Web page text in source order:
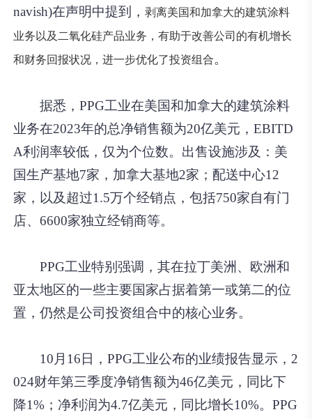
navish)在声明中提到，剥离美国和加拿大的建筑涂料
业务以及二氧化硅产品业务，有助于改善公司的有机增长
和财务回报状况，进一步优化了投资组合。
据悉，PPG工业在美国和加拿大的建筑涂料
业务在2023年的总净销售额为20亿美元，EBITD
A利润率较低，仅为个位数。出售设施涉及：美
国生产基地7家，加拿大基地2家；配送中心12
家，以及超过1.5万个经销点，包括750家自有门
店、6600家独立经销商等。
PPG工业特别强调，其在拉丁美洲、欧洲和
亚太地区的一些主要国家占据着第一或第二的位
置，仍然是公司投资组合中的核心业务。
10月16日，PPG工业公布的业绩报告显示，2
024财年第三季度净销售额为46亿美元，同比下
降1%；净利润为4.7亿美元，同比增长10%。PPG